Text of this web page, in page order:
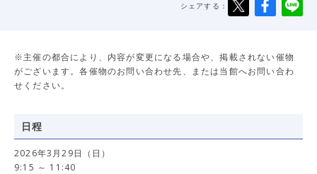
シェアする：
※主催の都合により、内容が変更になる場合や、掲載されない催物
がございます。各催物のお問い合わせ先、または当館へお問い合わ
せください。
日程
2026年3月29日（日）
9:15 ～ 11:40